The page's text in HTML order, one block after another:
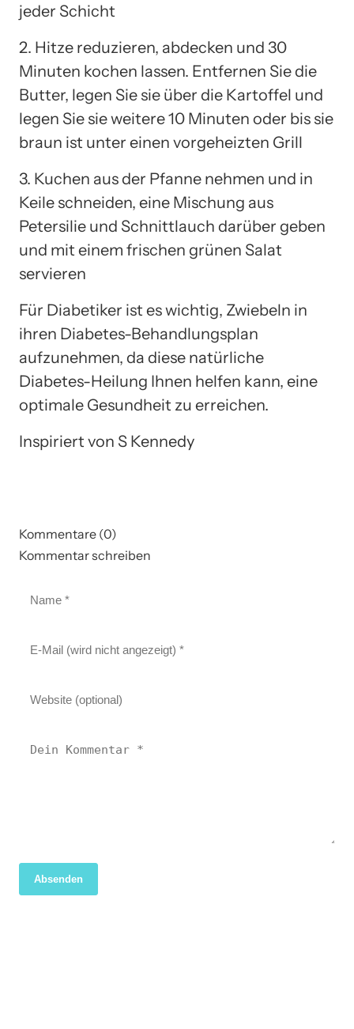
jeder Schicht
2. Hitze reduzieren, abdecken und 30
Minuten kochen lassen. Entfernen Sie die
Butter, legen Sie sie über die Kartoffel und
legen Sie sie weitere 10 Minuten oder bis sie
braun ist unter einen vorgeheizten Grill
3. Kuchen aus der Pfanne nehmen und in
Keile schneiden, eine Mischung aus
Petersilie und Schnittlauch darüber geben
und mit einem frischen grünen Salat
servieren
Für Diabetiker ist es wichtig, Zwiebeln in
ihren Diabetes-Behandlungsplan
aufzunehmen, da diese natürliche
Diabetes-Heilung Ihnen helfen kann, eine
optimale Gesundheit zu erreichen.
Inspiriert von S Kennedy
Kommentare (0)
Kommentar schreiben
Absenden